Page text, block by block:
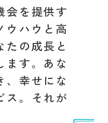
会を提供す
ウハウと高
の成長と
ます。あな
、幸せにな
ス。それが